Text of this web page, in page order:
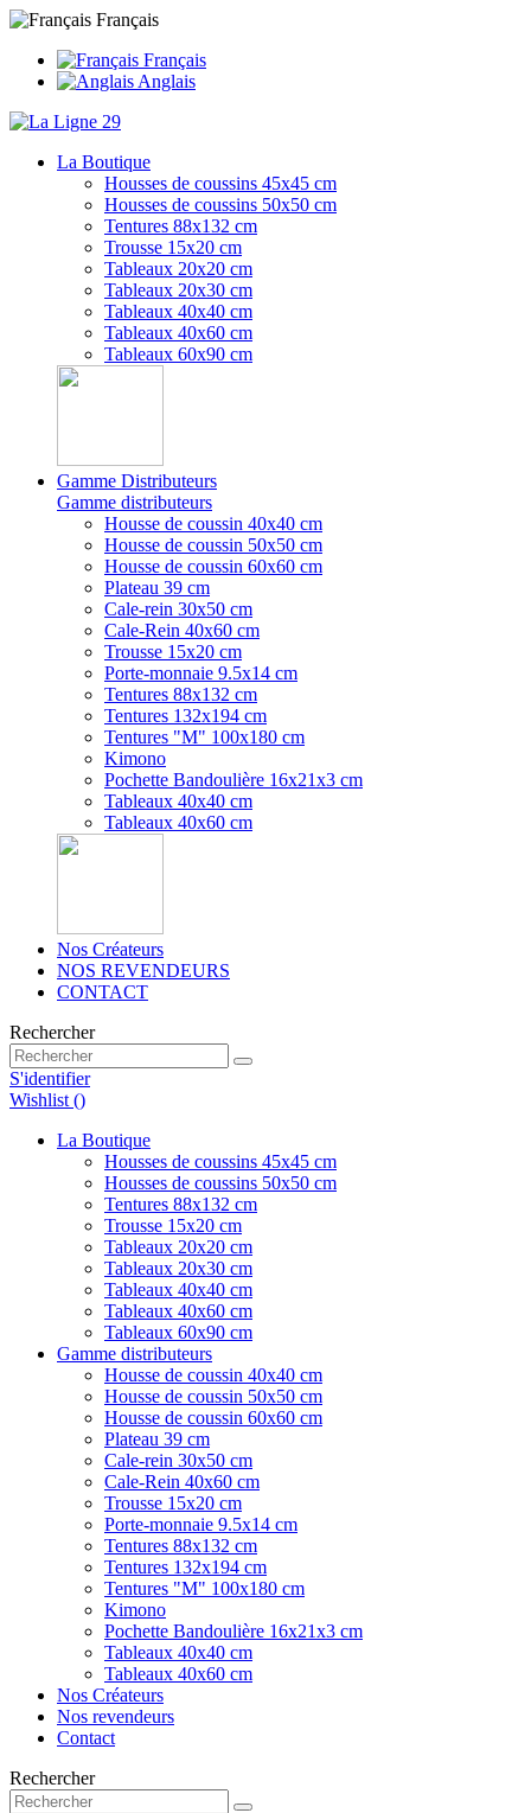
Français
Français
Anglais
La Boutique
Housses de coussins 45x45 cm
Housses de coussins 50x50 cm
Tentures 88x132 cm
Trousse 15x20 cm
Tableaux 20x20 cm
Tableaux 20x30 cm
Tableaux 40x40 cm
Tableaux 40x60 cm
Tableaux 60x90 cm
Gamme Distributeurs
Gamme distributeurs
Housse de coussin 40x40 cm
Housse de coussin 50x50 cm
Housse de coussin 60x60 cm
Plateau 39 cm
Cale-rein 30x50 cm
Cale-Rein 40x60 cm
Trousse 15x20 cm
Porte-monnaie 9.5x14 cm
Tentures 88x132 cm
Tentures 132x194 cm
Tentures "M" 100x180 cm
Kimono
Pochette Bandoulière 16x21x3 cm
Tableaux 40x40 cm
Tableaux 40x60 cm
Nos Créateurs
NOS REVENDEURS
CONTACT
Rechercher
S'identifier
Wishlist ()
La Boutique
Housses de coussins 45x45 cm
Housses de coussins 50x50 cm
Tentures 88x132 cm
Trousse 15x20 cm
Tableaux 20x20 cm
Tableaux 20x30 cm
Tableaux 40x40 cm
Tableaux 40x60 cm
Tableaux 60x90 cm
Gamme distributeurs
Housse de coussin 40x40 cm
Housse de coussin 50x50 cm
Housse de coussin 60x60 cm
Plateau 39 cm
Cale-rein 30x50 cm
Cale-Rein 40x60 cm
Trousse 15x20 cm
Porte-monnaie 9.5x14 cm
Tentures 88x132 cm
Tentures 132x194 cm
Tentures "M" 100x180 cm
Kimono
Pochette Bandoulière 16x21x3 cm
Tableaux 40x40 cm
Tableaux 40x60 cm
Nos Créateurs
Nos revendeurs
Contact
Rechercher